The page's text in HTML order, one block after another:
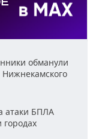
обманули
Нижнекамского
атаки БПЛА